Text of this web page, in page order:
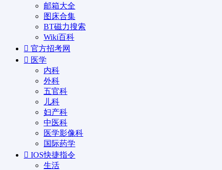
邮箱大全
图床合集
BT磁力搜索
Wiki百科
官方招考网
医学
内科
外科
五官科
儿科
妇产科
中医科
医学影像科
国际药学
IOS快捷指令
生活